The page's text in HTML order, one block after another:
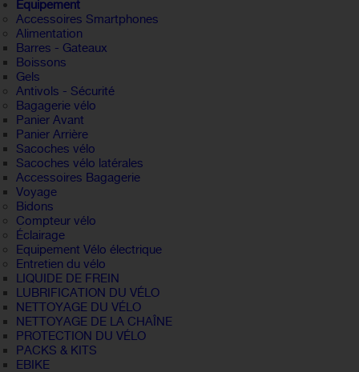
Équipement
Accessoires Smartphones
Alimentation
Barres - Gateaux
Boissons
Gels
Antivols - Sécurité
Bagagerie vélo
Panier Avant
Panier Arrière
Sacoches vélo
Sacoches vélo latérales
Accessoires Bagagerie
Voyage
Bidons
Compteur vélo
Éclairage
Equipement Vélo électrique
Entretien du vélo
LIQUIDE DE FREIN
LUBRIFICATION DU VÉLO
NETTOYAGE DU VÉLO
NETTOYAGE DE LA CHAÎNE
PROTECTION DU VÉLO
PACKS & KITS
EBIKE